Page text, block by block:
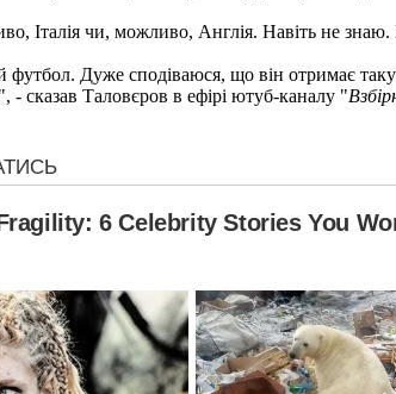
Італія чи, можливо, Англія. Навіть не
Дуже сподіваюся, що він отримає
- сказав Таловєров в ефірі ютуб-каналу "